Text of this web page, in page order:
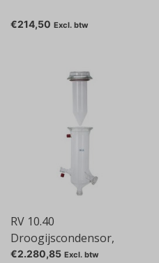
€214,50 Excl. btw
RV 10.40
Droogijscondensor,
gecoat
€2.280,85 Excl. btw